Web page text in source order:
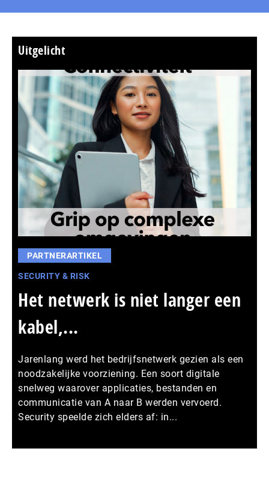
Uitgelicht
PARTNERARTIKEL
SECURITY & RISK
Het netwerk is niet langer een
kabel,...
Jarenlang werd het bedrijfsnetwerk gezien als een
noodzakelijke voorziening. Een soort digitale
snelweg waarover applicaties, bestanden en
communicatie van A naar B werden vervoerd.
Security speelde zich elders af: in...